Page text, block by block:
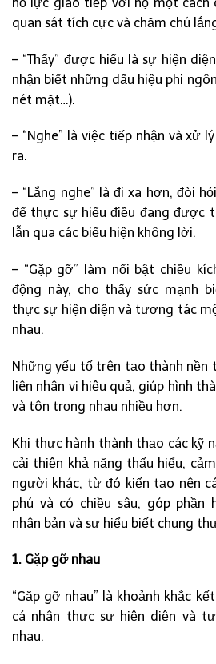
quan sát tích cực và chăm chú
– “Thấy” được hiểu là sự hiện
nhận biết những dấu hiệu phi
nét mặt…).
– “Nghe” là việc tiếp nhận và xử
ra.
– “Lắng nghe” là đi xa hơn, đòi
để thực sự hiểu điều đang được
lẫn qua các biểu hiện không lời.
– “Gặp gỡ” làm nổi bật chiều
động này, cho thấy sức mạnh
thực sự hiện diện và tương tác
nhau.
Những yếu tố trên tạo thành nền
liên nhân vị hiệu quả, giúp hình
và tôn trọng nhau nhiều hơn.
Khi thực hành thành thạo các kỹ
cải thiện khả năng thấu hiểu,
người khác, từ đó kiến tạo nên
phú và có chiều sâu, góp
nhân bản và sự hiểu biết chung
1. Gặp gỡ nhau
“Gặp gỡ nhau” là khoảnh khắc
cá nhân thực sự hiện diện và
nhau.